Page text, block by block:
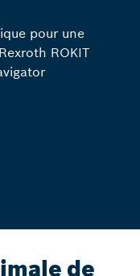
pour une
ROKIT
de